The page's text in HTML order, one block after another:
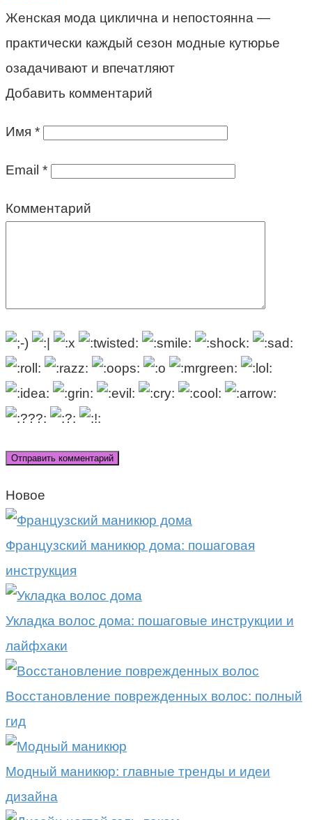
Женская мода циклична и непостоянна —
практически каждый сезон модные кутюрье
озадачивают и впечатляют
Добавить комментарий
Имя *
Email *
Комментарий
Новое
Французский маникюр дома: пошаговая
инструкция
Укладка волос дома: пошаговые инструкции и
лайфхаки
Восстановление поврежденных волос: полный
гид
Модный маникюр: главные тренды и идеи
дизайна